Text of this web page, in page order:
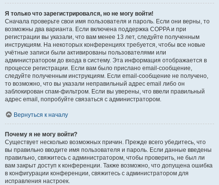
Я только что зарегистрировался, но не могу войти!
Сначала проверьте свои имя пользователя и пароль. Если они верны, то
возможны два варианта. Если включена поддержка COPPA и при
регистрации вы указали, что вам менее 13 лет, следуйте полученным
инструкциям. На некоторых конференциях требуется, чтобы все новые
учётные записи были активированы пользователями или
администратором до входа в систему. Эта информация отображается в
процессе регистрации. Если вам было прислано email-сообщение,
следуйте полученным инструкциям. Если email-сообщение не получено,
то возможно, что вы указали неправильный адрес email либо он
заблокирован спам-фильтром. Если вы уверены, что ввели правильный
адрес email, попробуйте связаться с администратором.
Вернуться к началу
Почему я не могу войти?
Существует несколько возможных причин. Прежде всего убедитесь, что
вы правильно вводите имя пользователя и пароль. Если данные введены
правильно, свяжитесь с администратором, чтобы проверить, не был ли
вам закрыт доступ к конференции. Также возможно, что допущена ошибка
в конфигурации конференции, свяжитесь с администратором для
исправления настроек.